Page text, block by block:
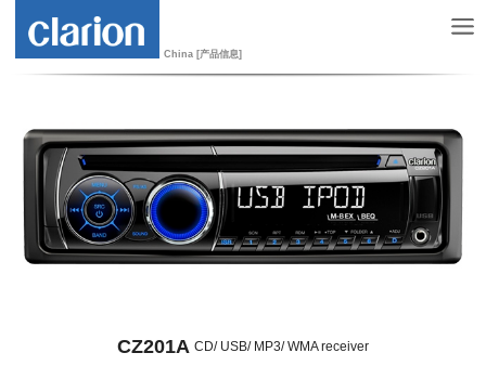
China [产品信息]
CZ201A CD/ USB/ MP3/ WMA receiver